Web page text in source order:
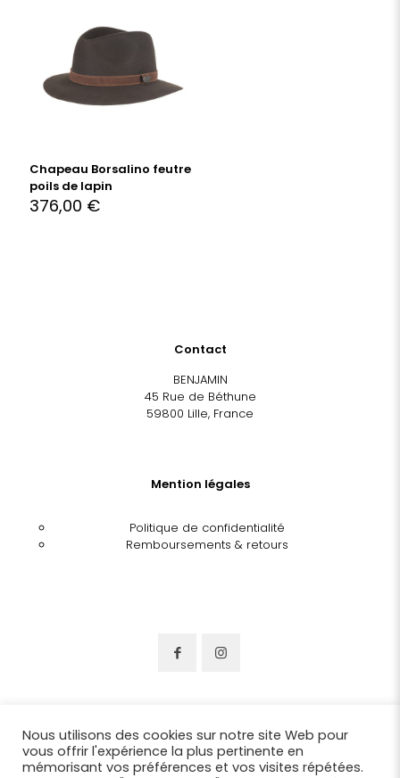
Chapeau Borsalino feutre
poils de lapin
376,00 €
Contact
BENJAMIN
45 Rue de Béthune
59800 Lille, France
Mention légales
Politique de confidentialité
Remboursements & retours
Nous utilisons des cookies sur notre site Web pour
vous offrir l'expérience la plus pertinente en
mémorisant vos préférences et vos visites répétées.